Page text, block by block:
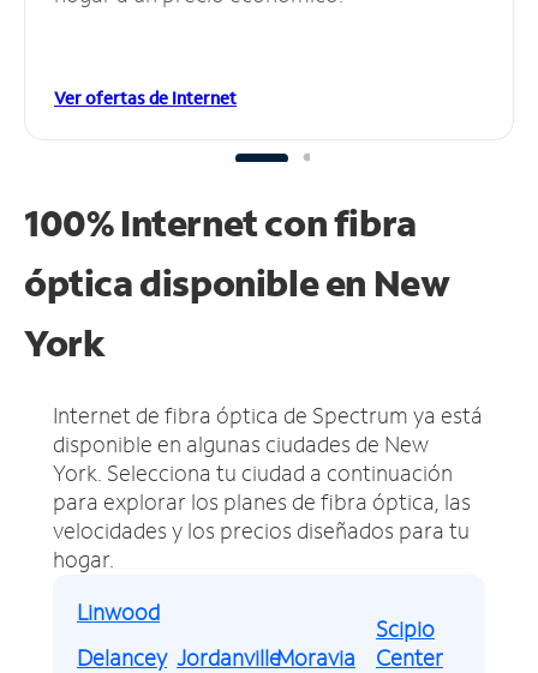
Ver ofertas de Internet
100% Internet con fibra
óptica disponible en New
York
Internet de fibra óptica de Spectrum ya está
disponible en algunas ciudades de New
York. Selecciona tu ciudad a continuación
para explorar los planes de fibra óptica, las
velocidades y los precios diseñados para tu
hogar.
Linwood
Delancey JordanvilleMoravia
Scipio
Center